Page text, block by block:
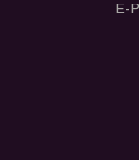
E-